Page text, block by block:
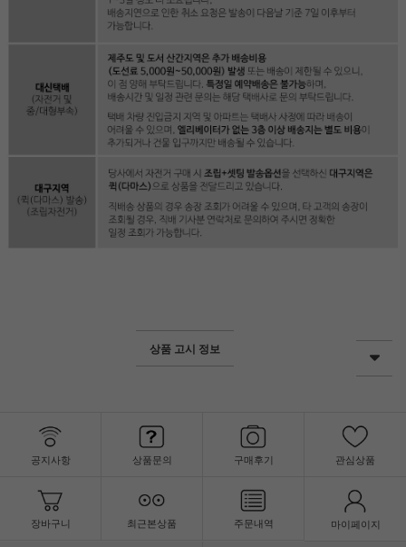
상품 고시 정보
공지사항 상품문의 구매후기 관심상품
장바구니 최근본상품 주문내역 마이페이지